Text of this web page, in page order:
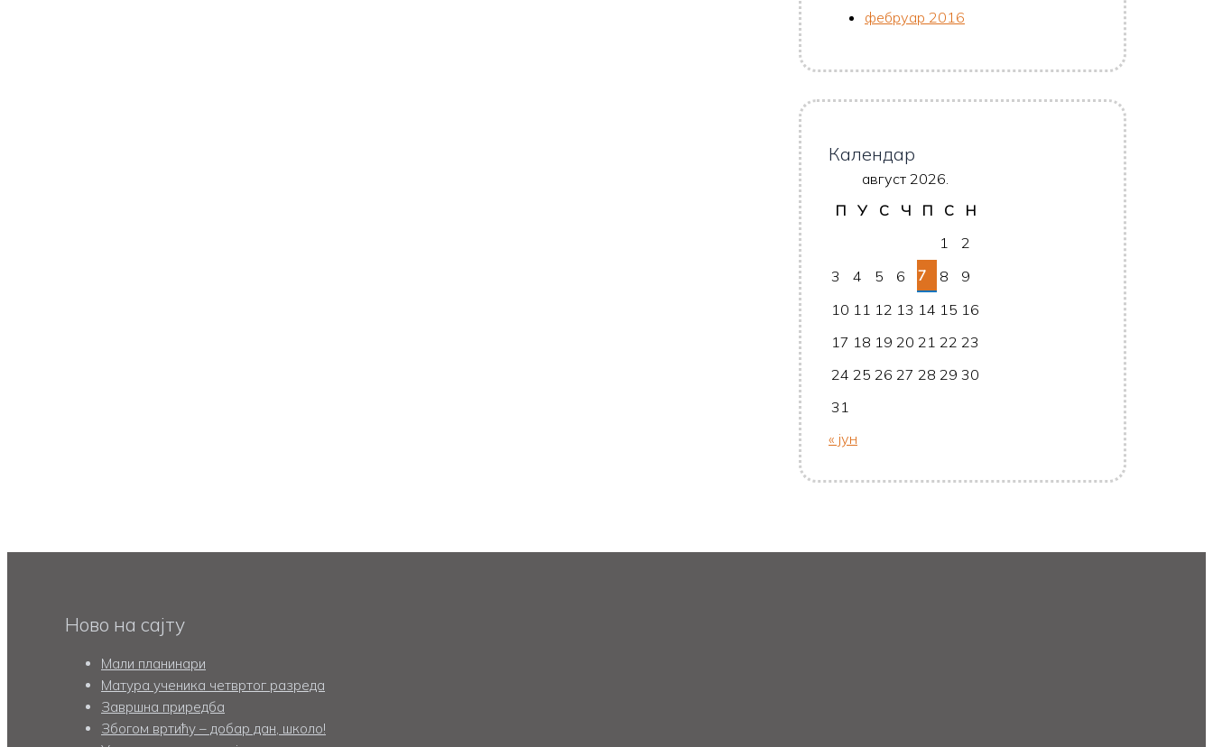
фебруар 2016
Календар
август 2026.
П
У С Ч П С
Н
1
2
3
4 5 6 7 8
9
10 11 12 13 14 15 16
17 18 19 20 21 22 23
24 25 26 27 28 29 30
31
« јун
Ново на сајту
Мали планинари
Матура ученика четвртог разреда
Завршна приредба
Збогом вртићу – добар дан, школо!